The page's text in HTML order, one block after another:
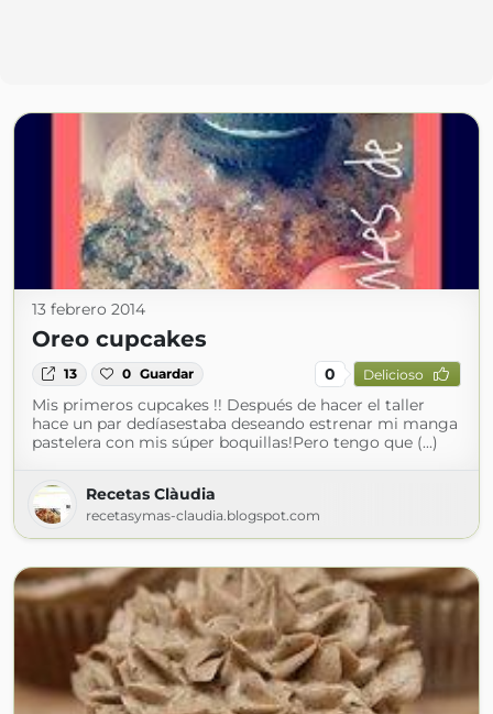
13 febrero 2014
Oreo cupcakes
13 0 Guardar 0 Delicioso
Mis primeros cupcakes !! Después de hacer el taller
hace un par dedíasestaba deseando estrenar mi manga
pastelera con mis súper boquillas!Pero tengo que (...)
Recetas Clàudia
recetasymas-claudia.blogspot.com